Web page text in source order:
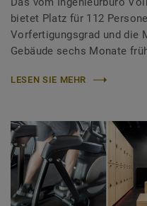
bietet Platz für 112
Vorfertigungsgrad und die
Gebäude sechs Monate
LESEN SIE MEHR